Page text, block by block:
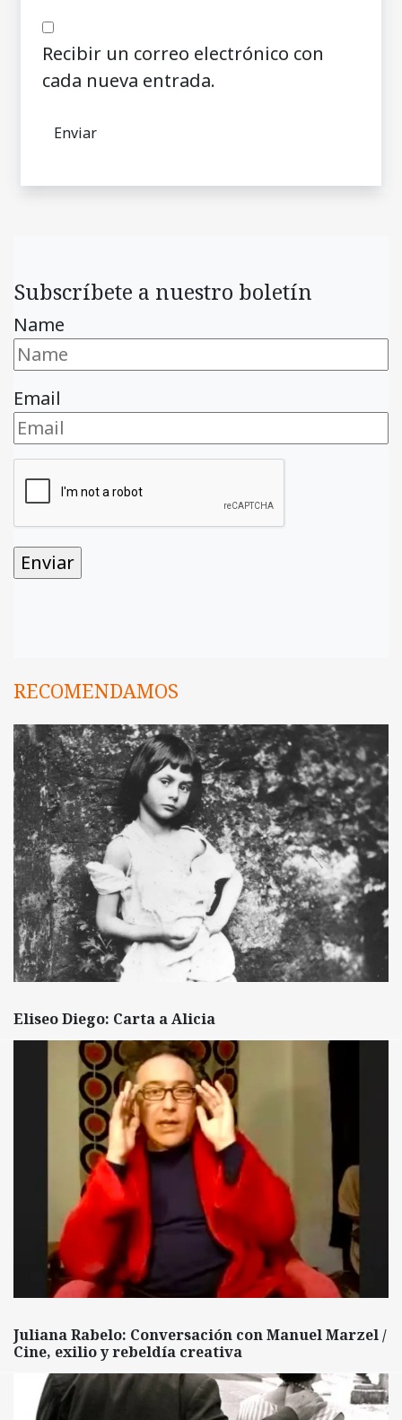
Recibir un correo electrónico con
cada nueva entrada.
Subscríbete a nuestro boletín
Name
Email
RECOMENDAMOS
Eliseo Diego: Carta a Alicia
Juliana Rabelo: Conversación con Manuel Marzel /
Cine, exilio y rebeldía creativa